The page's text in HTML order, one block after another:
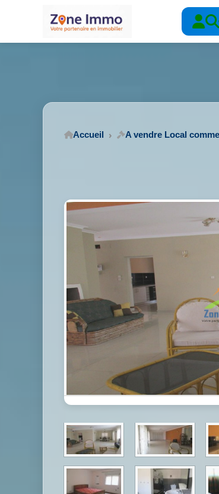
Accueil A vendre Local